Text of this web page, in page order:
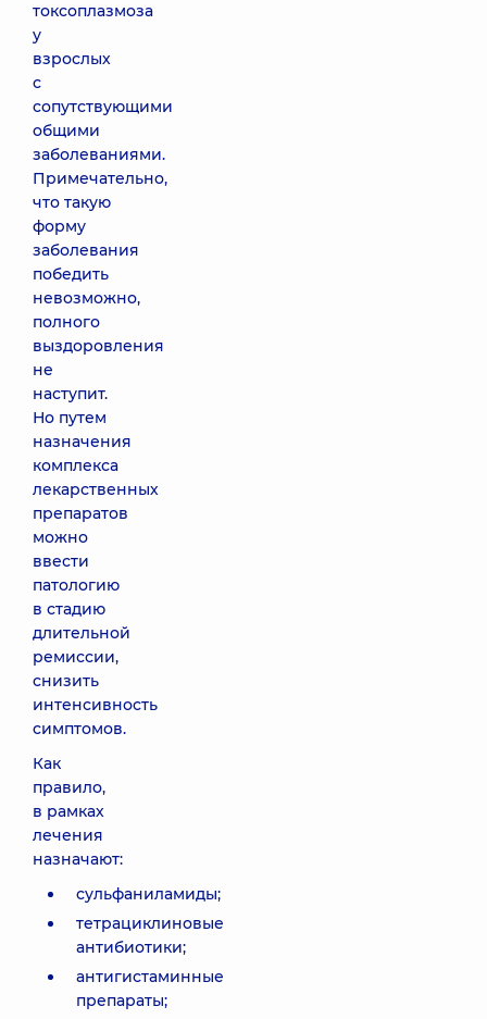
токсоплазмоза
у
взрослых
с
сопутствующими
общими
заболеваниями.
Примечательно,
что такую
форму
заболевания
победить
невозможно,
полного
выздоровления
не
наступит.
Но путем
назначения
комплекса
лекарственных
препаратов
можно
ввести
патологию
в стадию
длительной
ремиссии,
снизить
интенсивность
симптомов.
Как
правило,
в рамках
лечения
назначают:
сульфаниламиды;
тетрациклиновые
антибиотики;
антигистаминные
препараты;